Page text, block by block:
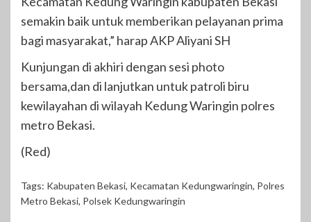
semakin baik untuk memberikan pelayanan prima
bagi masyarakat,” harap AKP Aliyani SH
Kunjungan di akhiri dengan sesi photo
bersama,dan di lanjutkan untuk patroli biru
kewilayahan di wilayah Kedung Waringin polres
metro Bekasi.
(Red)
Tags: Kabupaten Bekasi, Kecamatan Kedungwaringin, Polres
Metro Bekasi, Polsek Kedungwaringin